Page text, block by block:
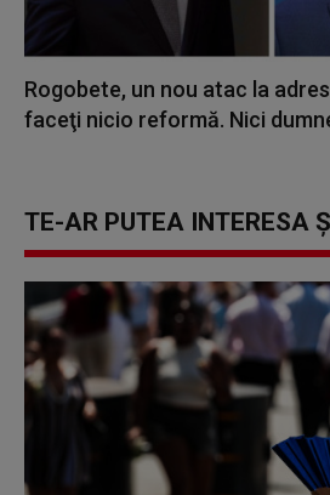
Rogobete, un nou atac la
faceţi nicio reformă. Nici
TE-AR PUTEA INTERESA ȘI